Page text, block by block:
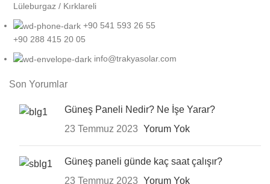
Lüleburgaz / Kırklareli
+90 541 593 26 55
+90 288 415 20 05
info@trakyasolar.com
Son Yorumlar
Güneş Paneli Nedir? Ne İşe Yarar?
23 Temmuz 2023 Yorum Yok
Güneş paneli günde kaç saat çalışır?
23 Temmuz 2023 Yorum Yok